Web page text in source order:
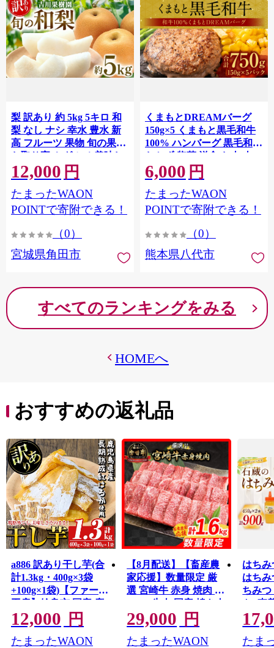
梨 訳あり 約 5kg 5キロ 和
梨 なし ナシ 幸水 豊水 新
高 フルーツ 果物 旬の果物
お取り寄せ グルメ 美味し
い 甘い 人気 おすすめ 吉川
果樹園 宮城県 角田市 【先
行予約（2026年発送分）】
12,000 円
たまったWAON
POINTで寄附できる！
（0）
宮城県角田市
くまもとDREAMバーグ
150g×5 くまもと黒毛和牛
100% ハンバーグ 黒毛和牛
おかず 惣菜 洋食 お肉 肉
牛肉 にく 冷凍 熊本県 八代
市
6,000 円
たまったWAON
POINTで寄附できる！
（0）
熊本県八代市
すべてのランキングをみる
HOMEへ
おすすめの返礼品
a886 訳あり干し芋(合
計1.3kg・400g×3袋
+100g×1袋)【ファーム
工房】姶良市 国産 鹿
児島県産 長期熟成 紅
はるか ほしいも 干し
いも 干し芋 焼芋 焼き
12,000 円
たまったWAON
【8月配送】【畜産農
家応援】数量限定 厳
選 宮崎牛 赤身 焼肉 計
1.6kg 牛肉 国産 焼き肉
BBQ 鉄板焼き バーベ
キュー 人気 黒毛和牛
肩ウデ モモ A4 A5 等
29,000 円
たまったWAON
はち
はち
ちみつ
ト [東
いらせ
ツ 蜂
たま